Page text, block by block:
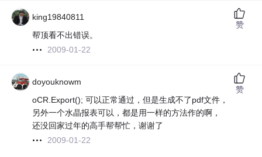
king19840811
帮顶看不出错误。
2009-01-22
赞
doyouknowm
oCR.Export(); 可以正常通过，但是生成不了pdf文件，
另外一个水晶报表可以，都是用一样的方法作的啊，
还没回家过年的高手帮帮忙，谢谢了
2009-01-22
赞